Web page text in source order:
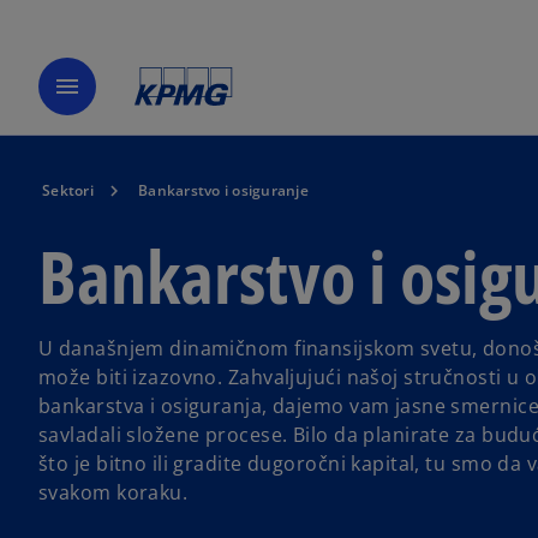
menu
Sektori Bankarstvo i osiguranje
Bankarstvo i
U današnjem dinamičnom finansijskom svetu,
može biti izazovno. Zahvaljujući našoj stručnosti u
bankarstva i osiguranja, dajemo vam jasne
savladali složene procese. Bilo da planirate za
što je bitno ili gradite dugoročni kapital, tu smo da
svakom koraku.